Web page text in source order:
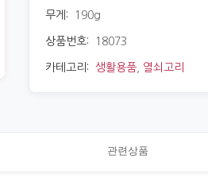
무게: 190g
상품번호: 18073
카테고리: 생활용품 열쇠고리
관련상품